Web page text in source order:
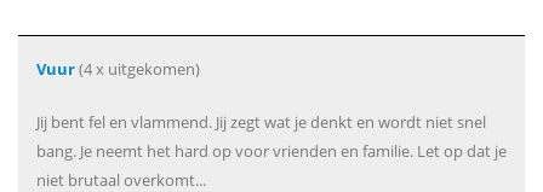
Vuur(4 x uitgekomen)
Jij bent fel en vlammend. Jij zegt wat je denkt en wordt niet snel
bang. Je neemt het hard op voor vrienden en familie. Let op dat je
niet brutaal overkomt...